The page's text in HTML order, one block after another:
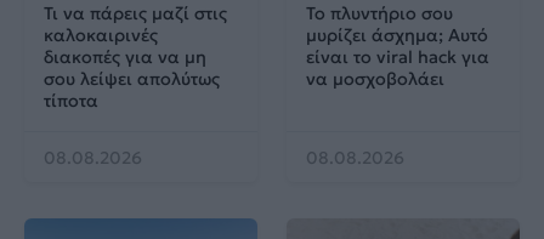
Τι να πάρεις μαζί στις
καλοκαιρινές
διακοπές για να μη
σου λείψει απολύτως
τίποτα
08.08.2026
Το πλυντήριο σου
μυρίζει άσχημα; Αυτό
είναι το viral hack για
να μοσχοβολάει
08.08.2026